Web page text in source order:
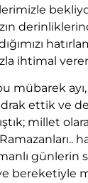
ihtimal
mübarek
ettik ve
millet
günlerin
bereketiyle